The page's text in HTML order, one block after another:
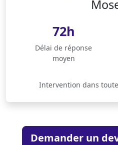
72h
Délai de réponse
moyen
Intervention dans
Demander un